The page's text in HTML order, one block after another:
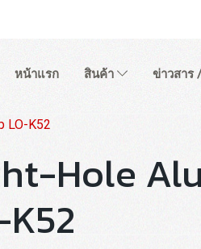
หน้าแรก สินค้า ข่าวสาร
LO-K52
Hole